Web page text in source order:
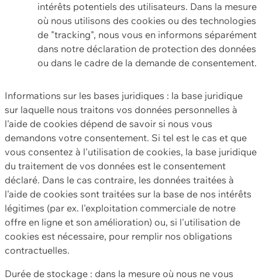
intérêts potentiels des utilisateurs. Dans la mesure
où nous utilisons des cookies ou des technologies
de "tracking", nous vous en informons séparément
dans notre déclaration de protection des données
ou dans le cadre de la demande de consentement.
Informations sur les bases juridiques : la base juridique
sur laquelle nous traitons vos données personnelles à
l'aide de cookies dépend de savoir si nous vous
demandons votre consentement. Si tel est le cas et que
vous consentez à l'utilisation de cookies, la base juridique
du traitement de vos données est le consentement
déclaré. Dans le cas contraire, les données traitées à
l'aide de cookies sont traitées sur la base de nos intérêts
légitimes (par ex. l'exploitation commerciale de notre
offre en ligne et son amélioration) ou, si l'utilisation de
cookies est nécessaire, pour remplir nos obligations
contractuelles.
Durée de stockage : dans la mesure où nous ne vous